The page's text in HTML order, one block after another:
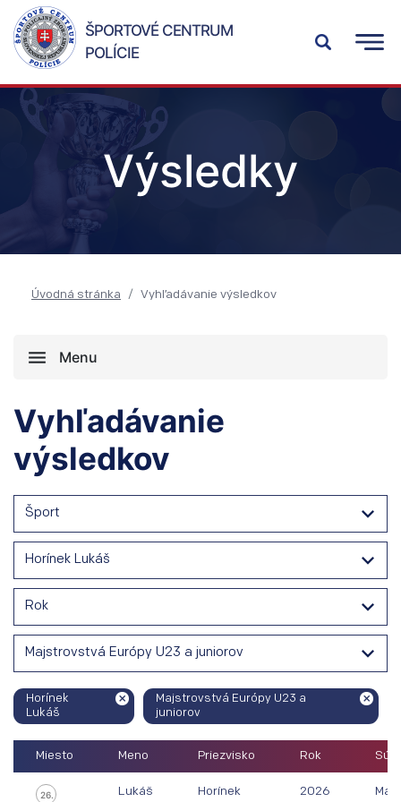
ŠPORTOVÉ CENTRUM
POLÍCIE
Výsledky
Úvodná stránka Vyhľadávanie výsledkov
Menu
Vyhľadávanie
výsledkov
Šport
Horínek Lukáš
Rok
Majstrovstvá Európy U23 a juniorov
Horínek
Lukáš
Majstrovstvá Európy U23 a
juniorov
Miesto Meno Priezvisko Rok
26. Lukáš Horínek 2026